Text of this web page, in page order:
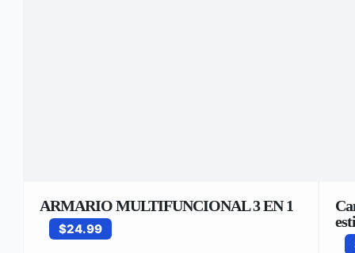
ARMARIO MULTIFUNCIONAL 3 EN 1
$24.99